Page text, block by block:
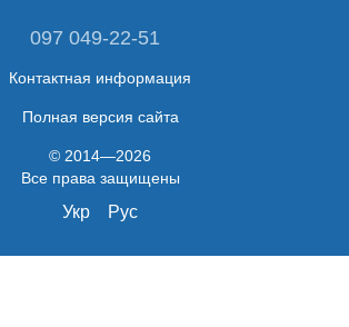
097 049-22-51
Контактная информация
Полная версия сайта
© 2014—2026
Все права защищены
Укр Рус